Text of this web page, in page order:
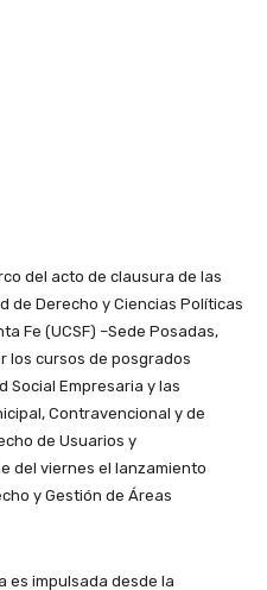
del acto de clausura de las
de Derecho y Ciencias Políticas
Fe (UCSF) –Sede Posadas,
los cursos de posgrados
Social Empresaria y las
Contravencional y de
de Usuarios y
del viernes el lanzamiento
y Gestión de Áreas
es impulsada desde la